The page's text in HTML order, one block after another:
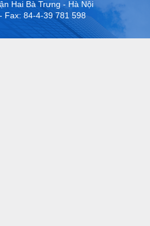
Hai Bà Trưng - Hà Nội
Fax: 84-4-39 781 598